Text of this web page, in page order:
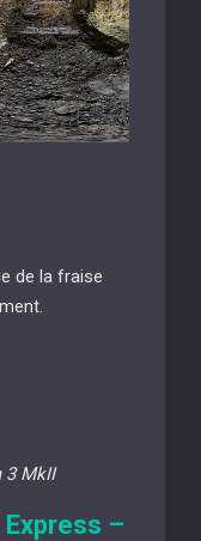
de la fraise
3 MkII
Express –